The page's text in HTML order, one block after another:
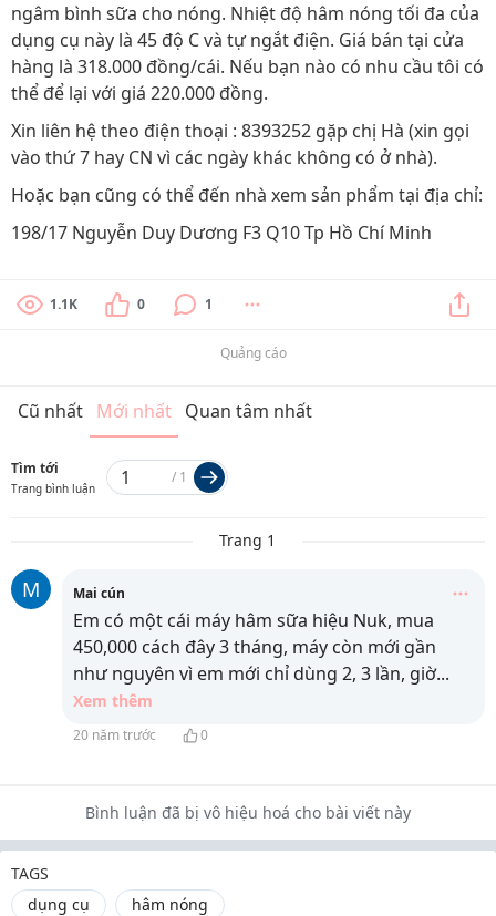
ngâm bình sữa cho nóng. Nhiệt độ hâm nóng tối đa của
dụng cụ này là 45 độ C và tự ngắt điện. Giá bán tại cửa
hàng là 318.000 đồng/cái. Nếu bạn nào có nhu cầu tôi có
thể để lại với giá 220.000 đồng.
Xin liên hệ theo điện thoại : 8393252 gặp chị Hà (xin gọi
vào thứ 7 hay CN vì các ngày khác không có ở nhà).
Hoặc bạn cũng có thể đến nhà xem sản phẩm tại địa chỉ:
198/17 Nguyễn Duy Dương F3 Q10 Tp Hồ Chí Minh
1.1K 0 1
Quảng cáo
Cũ nhất Mới nhất Quan tâm nhất
Tìm tới
Trang bình luận
/ 1
Trang 1
M Mai cún
Em có một cái máy hâm sữa hiệu Nuk, mua
450,000 cách đây 3 tháng, máy còn mới gần
như nguyên vì em mới chỉ dùng 2, 3 lần, giờ...
Xem thêm
20 năm trước 0
Bình luận đã bị vô hiệu hoá cho bài viết này
TAGS
dụng cụ
hâm nóng